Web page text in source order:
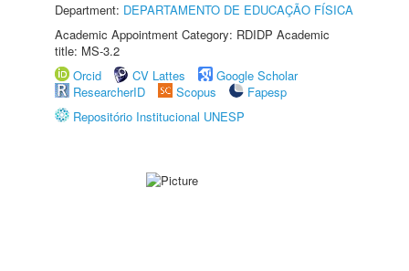
Department: DEPARTAMENTO DE EDUCAÇÃO FÍSICA
Academic Appointment Category: RDIDP Academic
title: MS-3.2
Orcid
CV Lattes
Google Scholar
ResearcherID
Scopus
Fapesp
Repositório Institucional UNESP